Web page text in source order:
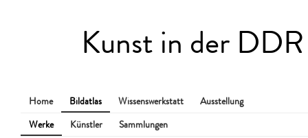
Kunst in der DDR
Home Bildatlas Wissenswerkstatt
Ausstellung
Werke
Künstler Sammlungen